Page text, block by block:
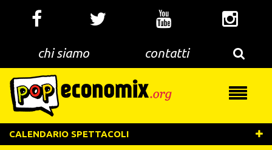
chi siamo contatti
Toggle
CALENDARIO SPETTACOLI